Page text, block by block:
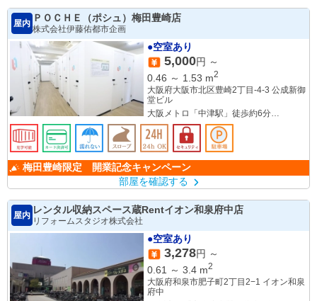
屋内
ＰＯＣＨＥ（ポシュ）梅田豊崎店
株式会社伊藤佑都市企画
●空室あり
5,000円 ～
0.46 ～ 1.53 m2
大阪府大阪市北区豊崎2丁目-4-3 公成新御
堂ビル
大阪メトロ「中津駅」徒歩約6分
阪急線「大阪梅田駅」徒歩約9分
梅田豊崎限定 開業記念キャンペーン
部屋を確認する
屋内
レンタル収納スペース蔵Rentイオン和泉府中店
リフォームスタジオ株式会社
●空室あり
3,278円 ～
0.61
～ 3.4 m2
大阪府和泉市肥子町2丁目2−1 イオン和泉
府中